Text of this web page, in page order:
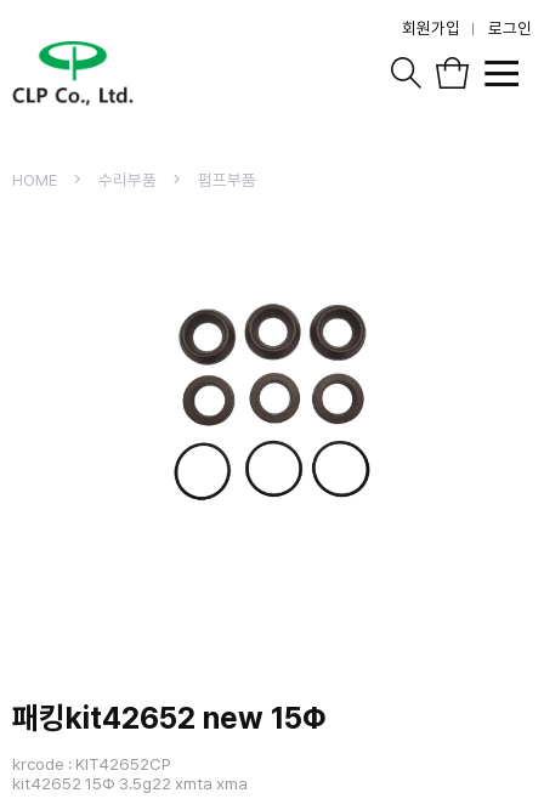
회원가입 로그인
HOME 수리부품 펌프부품
패킹kit42652 new 15Φ
krcode : KIT42652CP
kit42652 15Φ 3.5g22 xmta xma